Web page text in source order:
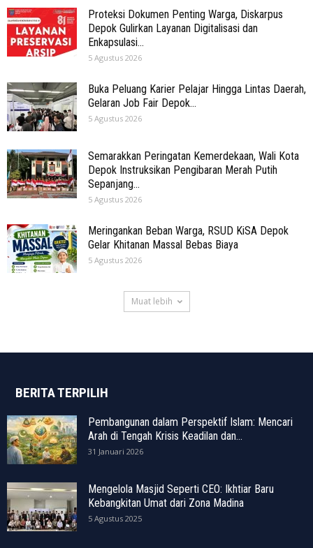
Proteksi Dokumen Penting Warga, Diskarpus
Depok Gulirkan Layanan Digitalisasi dan
Enkapsulasi...
5 Agustus 2026
Buka Peluang Karier Pelajar Hingga Lintas Daerah,
Gelaran Job Fair Depok...
5 Agustus 2026
Semarakkan Peringatan Kemerdekaan, Wali Kota
Depok Instruksikan Pengibaran Merah Putih
Sepanjang...
5 Agustus 2026
Meringankan Beban Warga, RSUD KiSA Depok
Gelar Khitanan Massal Bebas Biaya
5 Agustus 2026
Muat lebih
BERITA TERPILIH
Pembangunan dalam Perspektif Islam: Mencari
Arah di Tengah Krisis Keadilan dan...
31 Januari 2026
Mengelola Masjid Seperti CEO: Ikhtiar Baru
Kebangkitan Umat dari Zona Madina
5 Agustus 2025